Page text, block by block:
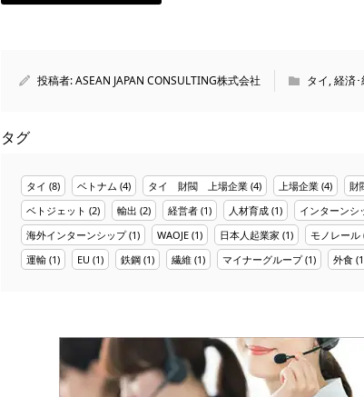
投稿者:ASEAN JAPAN CONSULTING株式会社 タイ,経済
タグ
タイ (8) ベトナム (4) タイ 財閥 上場企業 (4) 上場企業 (4) 財
ベトジェット (2) 輸出 (2) 経営者 (1) 人材育成 (1) インターンシ
海外インターンシップ(1) WAOJE (1) 日本人起業家 (1) モノレール
運輸 (1) EU (1) 鉄鋼 (1) 繊維 (1) マイナーグループ(1) 外食